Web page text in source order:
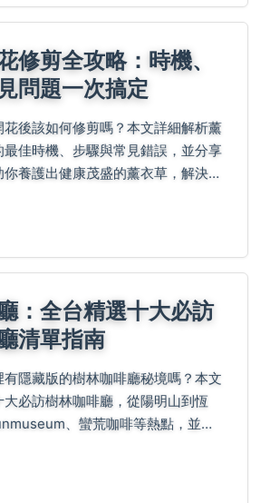
修剪全攻略：時機、
問題一次搞定
後該如何修剪嗎？本文詳細解析薰
佳時機、步驟與常見錯誤，並分享
養護出健康茂盛的薰衣草，解決修
：全台精選十大必訪
清單指南
隱藏版的樹林咖啡廳秘境嗎？本文
必訪樹林咖啡廳，從陽明山到恆
、蠻荒咖啡等熱點，並揭